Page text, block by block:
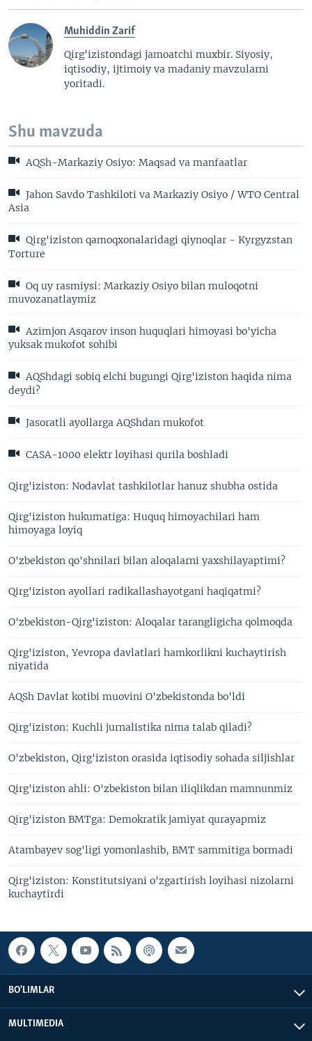
Muhiddin Zarif
Qirg'izistondagi jamoatchi muxbir. Siyosiy,
iqtisodiy, ijtimoiy va madaniy mavzularni
yoritadi.
Shu mavzuda
AQSh-Markaziy Osiyo: Maqsad va manfaatlar
Jahon Savdo Tashkiloti va Markaziy Osiyo / WTO Central
Asia
Qirg'iziston qamoqxonalaridagi qiynoqlar - Kyrgyzstan
Torture
Oq uy rasmiysi: Markaziy Osiyo bilan muloqotni
muvozanatlaymiz
Azimjon Asqarov inson huquqlari himoyasi bo'yicha
yuksak mukofot sohibi
AQShdagi sobiq elchi bugungi Qirg'iziston haqida nima
deydi?
Jasoratli ayollarga AQShdan mukofot
CASA-1000 elektr loyihasi qurila boshladi
Qirg'iziston: Nodavlat tashkilotlar hanuz shubha ostida
Qirg'iziston hukumatiga: Huquq himoyachilari ham
himoyaga loyiq
O'zbekiston qo'shnilari bilan aloqalarni yaxshilayaptimi?
Qirg'iziston ayollari radikallashayotgani haqiqatmi?
O'zbekiston-Qirg'iziston: Aloqalar tarangligicha qolmoqda
Qirg'iziston, Yevropa davlatlari hamkorlikni kuchaytirish
niyatida
AQSh Davlat kotibi muovini O'zbekistonda bo'ldi
Qirg'iziston: Kuchli jurnalistika nima talab qiladi?
O'zbekiston, Qirg'iziston orasida iqtisodiy sohada siljishlar
Qirg'iziston ahli: O'zbekiston bilan iliqlikdan mamnunmiz
Qirg'iziston BMTga: Demokratik jamiyat qurayapmiz
Atambayev sog'ligi yomonlashib, BMT sammitiga bormadi
Qirg'iziston: Konstitutsiyani o'zgartirish loyihasi nizolarni
kuchaytirdi
BO'LIMLAR
MULTIMEDIA